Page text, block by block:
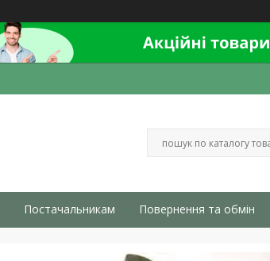
Постачальникам Повернення та обмін